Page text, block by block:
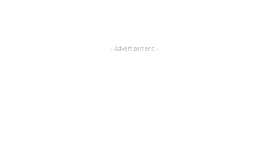
- Advertisement -